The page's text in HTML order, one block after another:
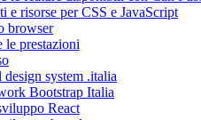
e risorse per CSS e JavaScript
browser
le prestazioni
system .italia
Bootstrap Italia
React